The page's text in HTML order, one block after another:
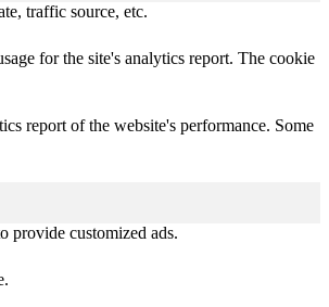
traffic source, etc.
for the site's analytics report. The cookie
report of the website's performance. Some
provide customized ads.